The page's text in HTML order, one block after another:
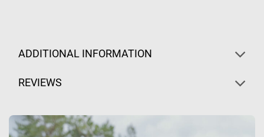
ADDITIONAL INFORMATION
REVIEWS